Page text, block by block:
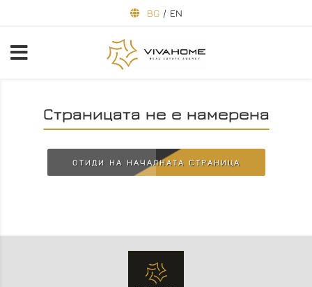
BG / EN
Страницата не е намерена
ОТИДИ НА НАЧАЛНАТА СТРАНИЦА